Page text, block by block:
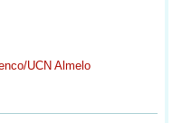
UCN Almelo